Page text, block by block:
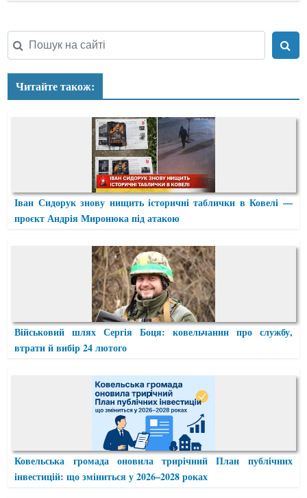
Читайте також:
Іван Сидорук знову нищить історичні таблички в Ковелі —
проєкт Андрія Миронюка під атакою
Військовий шлях Сергія Боця: ковельчанин про службу,
втрати й вибір 24 лютого
Ковельська громада оновила трирічний План публічних
інвестицій: що зміниться у 2026–2028 роках